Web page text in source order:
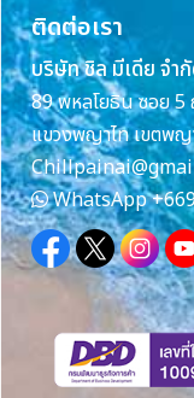
ติดต่อเรา
บริษัท ชิล มีเดีย จำ
89 พหลโยธิน ซอย 5
แขวงพญาไท เขตพ
WhatsApp